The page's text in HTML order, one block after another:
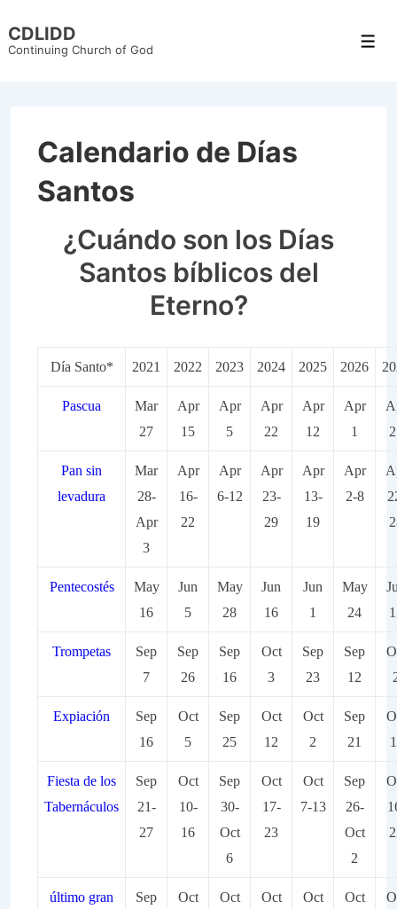
Skip
CDLIDD
Continuing Church of God
Calendario de Días
Santos
¿Cuándo son los Días
Santos bíblicos del
Eterno?
Día Santo* 2021 2022 2023 2024 2025 2026
Pascua
Mar
27
Apr
15
Apr
5
Apr
22
Apr
12
Apr
1
Pan sin
levadura
Mar
28-
Apr
3
Apr
16-
22
Apr
6-12
Apr
23-
29
Apr
13-
19
Apr
2-8
Pentecostés
May
16
Jun
5
May
28
Jun
16
Jun
1
May
24
Trompetas
Sep
7
Sep
26
Sep
16
Oct
3
Sep
23
Sep
12
Expiación
Sep
16
Oct
5
Sep
25
Oct
12
Oct
2
Sep
21
Fiesta de los
Tabernáculos
Sep
21-
27
Oct
10-
16
Sep
30-
Oct
6
Oct
17-
23
Oct
7-13
Sep
26-
Oct
2
último gran
Sep
Oct
Oct
Oct
Oct
Oct